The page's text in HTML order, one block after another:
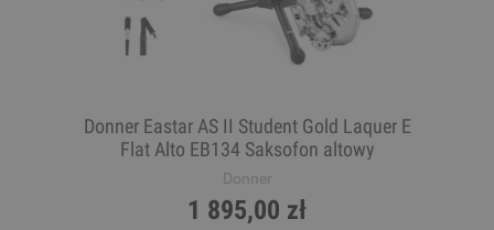
Donner Eastar AS II Student Gold Laquer E
Flat Alto EB134 Saksofon altowy
Donner
1 895,00 zł